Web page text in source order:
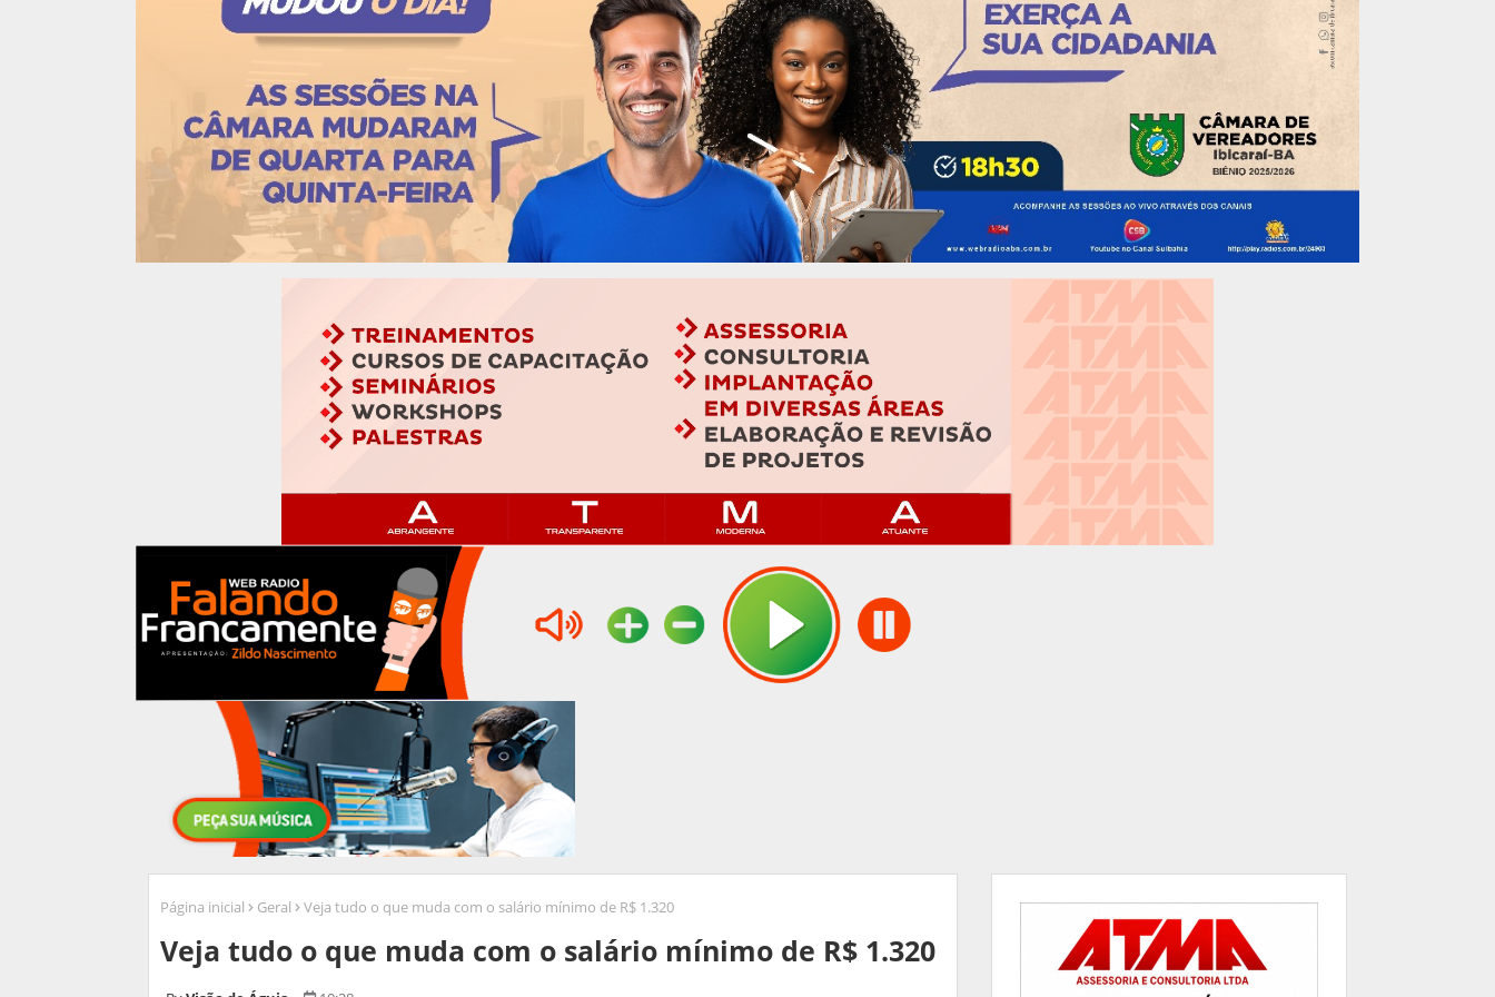
Página inicial Geral Veja tudo o que muda com o salário mínimo de R$ 1.320
Veja tudo o que muda com o salário mínimo de R$ 1.320